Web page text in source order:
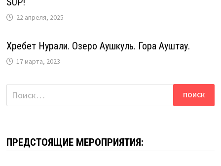
22 апреля, 2025
Хребет Нурали. Озеро Аушкуль. Гора Ауштау.
17 марта, 2023
Найти:
ПРЕДСТОЯЩИЕ МЕРОПРИЯТИЯ: